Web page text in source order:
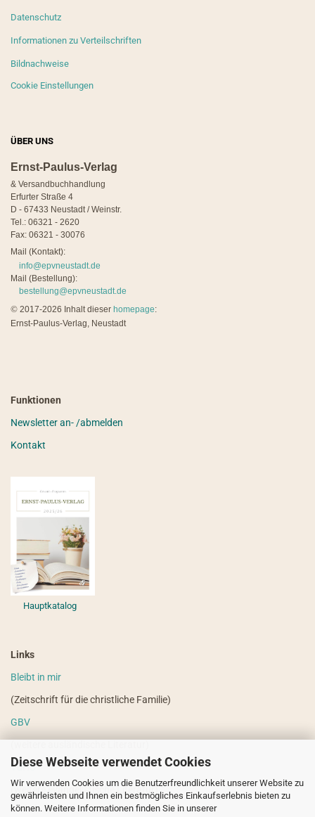
Diese Webseite verwendet Cookies
Wir verwenden Cookies um die Benutzerfreundlichkeit unserer Website zu
gewährleisten und Ihnen ein bestmögliches Einkaufserlebnis bieten zu
können. Weitere Informationen finden Sie in unserer
Datenschutz
Informationen zu Verteilschriften
Bildnachweise
Cookie Einstellungen
ÜBER UNS
Ernst-Paulus-Verlag
& Versandbuchhandlung
Erfurter Straße 4
D - 67433 Neustadt / Weinstr.
Tel.: 06321 - 2620
Fax: 06321 - 30076
Mail (Kontakt):
info@epvneustadt.de
Mail (Bestellung):
bestellung@epvneustadt.de
© 2017-2026 Inhalt dieser homepage:
Ernst-Paulus-Verlag, Neustadt
Funktionen
Newsletter an- /abmelden
Kontakt
Hauptkatalog
Links
Bleibt in mir
(Zeitschrift für die christliche Familie)
GBV
VdHS
(weitere evangelistische Literatur)